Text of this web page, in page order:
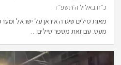
כ״ח באלול ה׳תשפ״ד
מאות טילים שיגרה איראן על ישראל
מעט. עם זאת מספר טילים…